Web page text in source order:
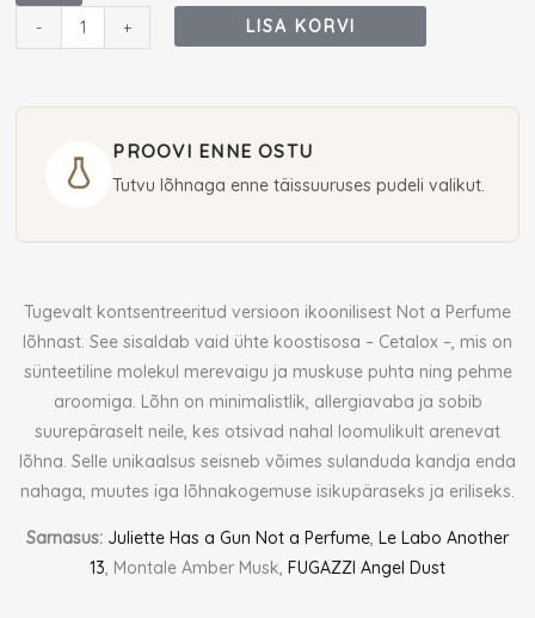
-
Not
Perfume
(unisex)
kogus
+ LISA KORVI
PROOVI ENNE OSTU
Tutvu lõhnaga enne täissuuruses pudeli valikut.
Tugevalt kontsentreeritud versioon ikoonilisest Not a Perfume
lõhnast. See sisaldab vaid ühte koostisosa – Cetalox –, mis on
sünteetiline molekul merevaigu ja muskuse puhta ning pehme
aroomiga. Lõhn on minimalistlik, allergiavaba ja sobib
suurepäraselt neile, kes otsivad nahal loomulikult arenevat
lõhna. Selle unikaalsus seisneb võimes sulanduda kandja enda
nahaga, muutes iga lõhnakogemuse isikupäraseks ja eriliseks.
Sarnasus: Juliette Has a Gun Not a Perfume, Le Labo Another
13, Montale Amber Musk, FUGAZZI Angel Dust